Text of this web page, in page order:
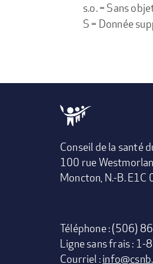
s.o. = Sans
S = Donnée
Conseil de la santé
100 rue
Moncton, N.-B. E1C
Téléphone : (506)
Ligne sans frais :
Courriel :